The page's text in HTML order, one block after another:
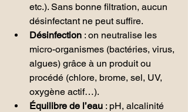
etc.). Sans bonne filtration, aucun
désinfectant ne peut suffire.
Désinfection : on neutralise les
micro-organismes (bactéries, virus,
algues) grâce à un produit ou
procédé (chlore, brome, sel, UV,
oxygène actif…).
Équilibre de l’eau : pH, alcalinité